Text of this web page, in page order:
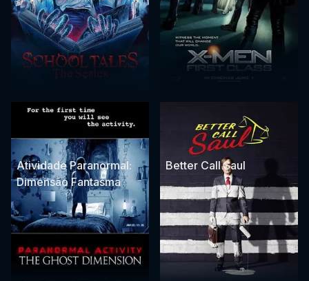
Atividade Paranormal:
Dimensão Fantasma
Better Call Saul